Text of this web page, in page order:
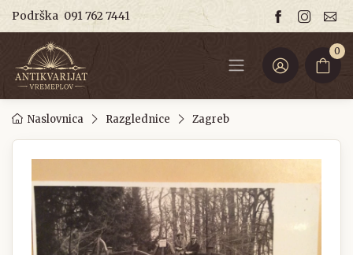
Podrška 091 762 7441
0
Naslovnica Razglednice Zagreb